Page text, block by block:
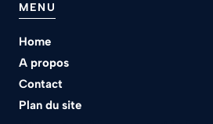
MENU
Home
A propos
Contact
Plan du site